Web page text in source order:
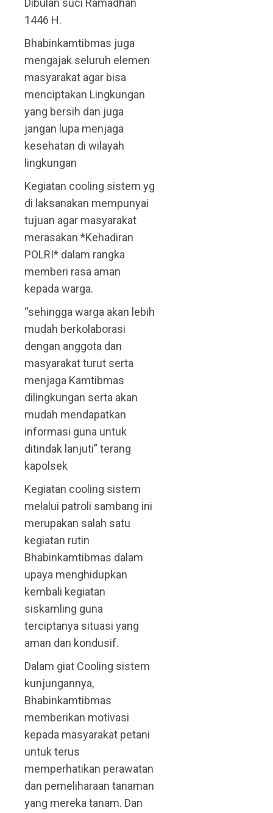
Dibulan suci Ramadhan
1446 H.
Bhabinkamtibmas juga
mengajak seluruh elemen
masyarakat agar bisa
menciptakan Lingkungan
yang bersih dan juga
jangan lupa menjaga
kesehatan di wilayah
lingkungan
Kegiatan cooling sistem yg
di laksanakan mempunyai
tujuan agar masyarakat
merasakan *Kehadiran
POLRI* dalam rangka
memberi rasa aman
kepada warga.
“sehingga warga akan lebih
mudah berkolaborasi
dengan anggota dan
masyarakat turut serta
menjaga Kamtibmas
dilingkungan serta akan
mudah mendapatkan
informasi guna untuk
ditindak lanjuti” terang
kapolsek
Kegiatan cooling sistem
melalui patroli sambang ini
merupakan salah satu
kegiatan rutin
Bhabinkamtibmas dalam
upaya menghidupkan
kembali kegiatan
siskamling guna
terciptanya situasi yang
aman dan kondusif.
Dalam giat Cooling sistem
kunjungannya,
Bhabinkamtibmas
memberikan motivasi
kepada masyarakat petani
untuk terus
memperhatikan perawatan
dan pemeliharaan tanaman
yang mereka tanam. Dan